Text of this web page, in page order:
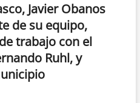
Javier Obanos
de su equipo,
trabajo con el
Ruhl, y